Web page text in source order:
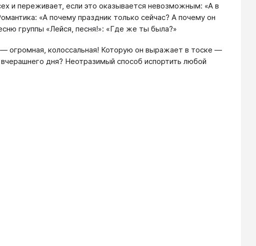
и переживает, если это оказывается невозможным: «А в
«А почему праздник только сейчас? А почему он
группы «Лейся, песня!»: «Где же ты была?»
огромная, колоссальная! Которую он выражает в тоске —
дня? Неотразимый способ испортить любой